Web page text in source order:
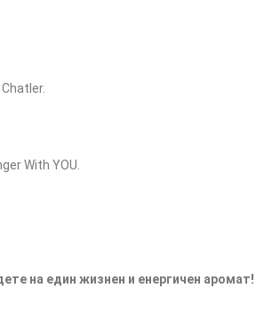
With YOU.
на един жизнен и енергичен аромат!